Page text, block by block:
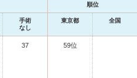
順位
手術
なし
東京都 全国
37 59位